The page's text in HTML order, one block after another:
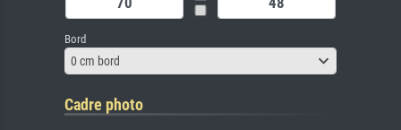
Bord
0 cm bord
Cadre photo